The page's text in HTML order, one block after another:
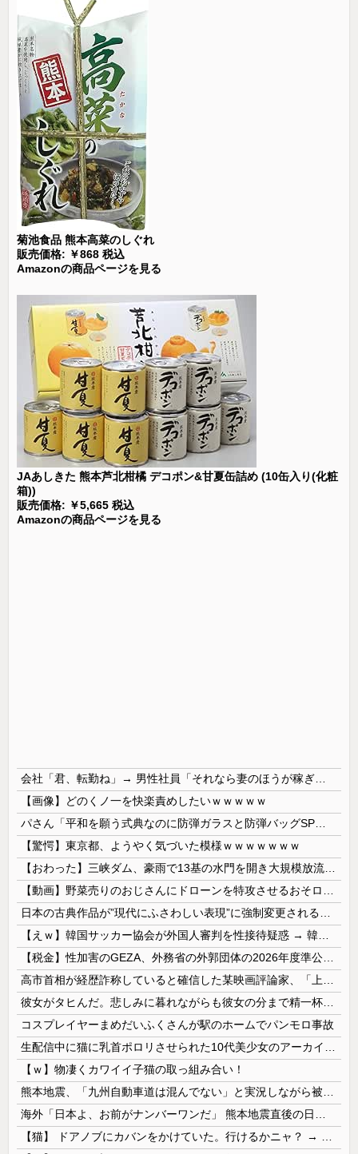
菊池食品 熊本高菜のしぐれ
販売価格: ￥868 税込
Amazonの商品ページを見る
JAあしきた 熊本芦北柑橘 デコポン&甘夏缶詰め (10缶入り(化粧
箱))
販売価格: ￥5,665 税込
Amazonの商品ページを見る
【画像】どのくノ一を快楽責めしたいｗｗｗｗｗ
【驚愕】東京都、ようやく気づいた模様ｗｗｗｗｗｗｗ
コスプレイヤーまめだいふくさんが駅のホームでパンモロ事故
【ｗ】物凄くカワイイ子猫の取っ組み合い！